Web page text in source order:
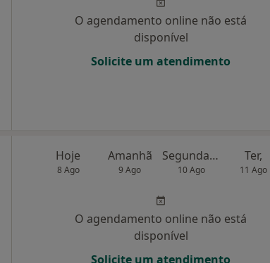
O agendamento online não está
disponível
Solicite um atendimento
Hoje
8 Ago
Amanhã
9 Ago
Segunda-feira
10 Ago
Ter,
11 Ago
O agendamento online não está
disponível
Solicite um atendimento